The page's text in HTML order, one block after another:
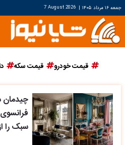
جمعه ۱۶ مرداد ۱۴۰۵ |
7 August 2026
قیمت خودرو قیمت سکه
چیدمان
سبک را